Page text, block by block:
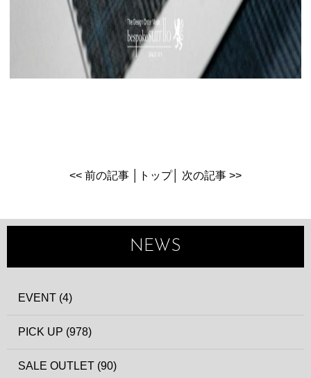
<< 前の記事 トップ│ 次の記事 >>
NEWS
EVENT (4)
PICK UP (978)
SALE OUTLET (90)